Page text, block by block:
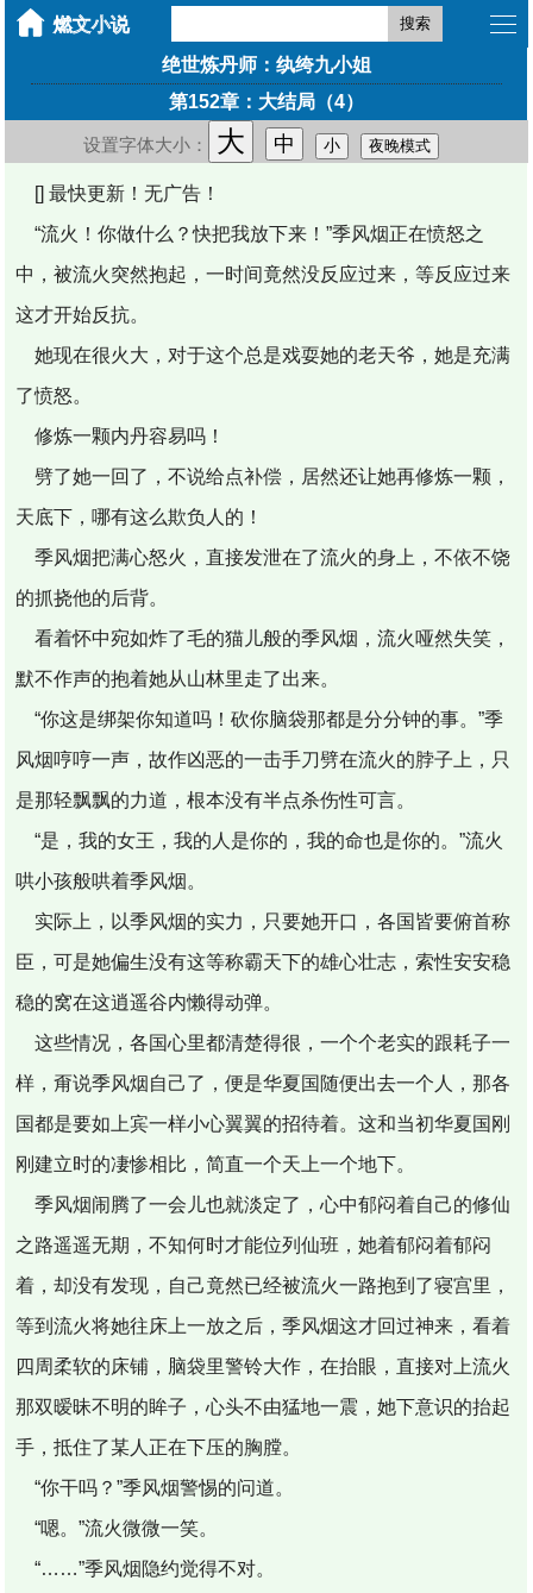
搜索
绝世炼丹师：纨绔九小姐
第152章：大结局（4）
设置字体大小： 大 中 小 夜晚模式
[] 最快更新！无广告！
“流火！你做什么？快把我放下来！”季风烟正在愤怒之
中，被流火突然抱起，一时间竟然没反应过来，等反应过来
这才开始反抗。
她现在很火大，对于这个总是戏耍她的老天爷，她是充满
了愤怒。
修炼一颗内丹容易吗！
劈了她一回了，不说给点补偿，居然还让她再修炼一颗，
天底下，哪有这么欺负人的！
季风烟把满心怒火，直接发泄在了流火的身上，不依不饶
的抓挠他的后背。
看着怀中宛如炸了毛的猫儿般的季风烟，流火哑然失笑，
默不作声的抱着她从山林里走了出来。
“你这是绑架你知道吗！砍你脑袋那都是分分钟的事。”季
风烟哼哼一声，故作凶恶的一击手刀劈在流火的脖子上，只
是那轻飘飘的力道，根本没有半点杀伤性可言。
“是，我的女王，我的人是你的，我的命也是你的。”流火
哄小孩般哄着季风烟。
实际上，以季风烟的实力，只要她开口，各国皆要俯首称
臣，可是她偏生没有这等称霸天下的雄心壮志，索性安安稳
稳的窝在这逍遥谷内懒得动弹。
这些情况，各国心里都清楚得很，一个个老实的跟耗子一
样，甭说季风烟自己了，便是华夏国随便出去一个人，那各
国都是要如上宾一样小心翼翼的招待着。这和当初华夏国刚
刚建立时的凄惨相比，简直一个天上一个地下。
季风烟闹腾了一会儿也就淡定了，心中郁闷着自己的修仙
之路遥遥无期，不知何时才能位列仙班，她着郁闷着郁闷
着，却没有发现，自己竟然已经被流火一路抱到了寝宫里，
等到流火将她往床上一放之后，季风烟这才回过神来，看着
四周柔软的床铺，脑袋里警铃大作，在抬眼，直接对上流火
那双暧昧不明的眸子，心头不由猛地一震，她下意识的抬起
手，抵住了某人正在下压的胸膛。
“你干吗？”季风烟警惕的问道。
“嗯。”流火微微一笑。
“……”季风烟隐约觉得不对。